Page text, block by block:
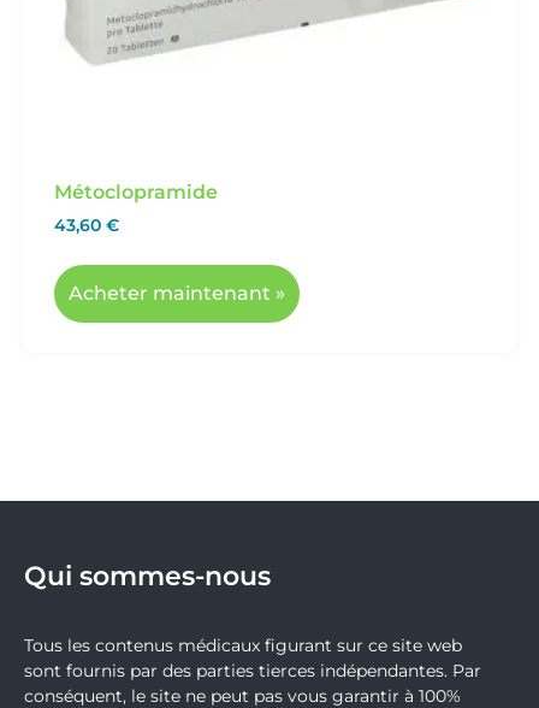
Métoclopramide
43,60 €
Acheter maintenant »
Qui sommes-nous
Tous les contenus médicaux figurant sur ce site web
sont fournis par des parties tierces indépendantes. Par
conséquent, le site ne peut pas vous garantir à 100%